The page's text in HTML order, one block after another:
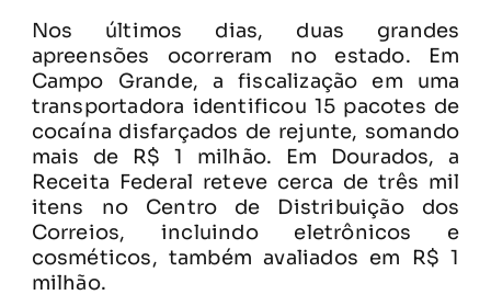
Nos últimos dias, duas grandes
apreensões ocorreram no estado. Em
Campo Grande, a fiscalização em uma
transportadora identificou 15 pacotes de
cocaína disfarçados de rejunte, somando
mais de R$ 1 milhão. Em Dourados, a
Receita Federal reteve cerca de três mil
itens no Centro de Distribuição dos
Correios, incluindo eletrônicos e
cosméticos, também avaliados em R$ 1
milhão.